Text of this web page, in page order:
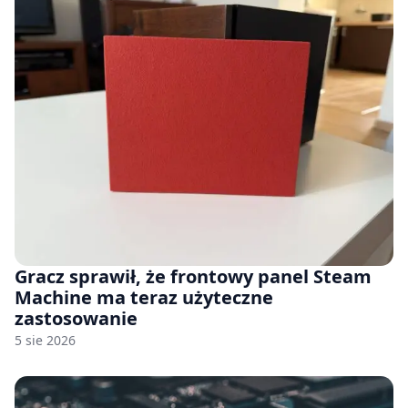
Gracz sprawił, że frontowy panel Steam
Machine ma teraz użyteczne
zastosowanie
5 sie 2026